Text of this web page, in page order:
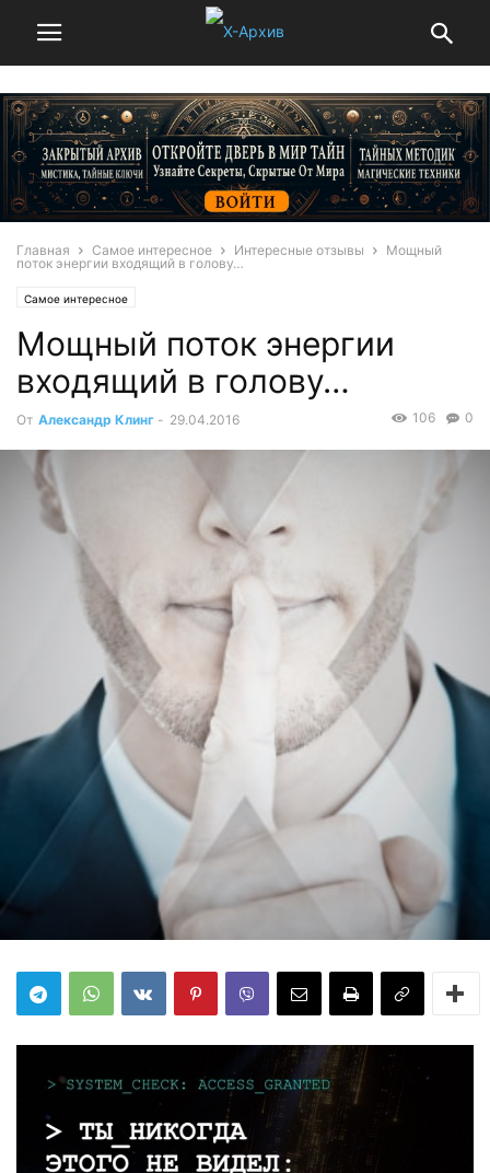
Главная Самое интересное Интересные отзывы
Мощный
поток энергии входящий в голову…
Самое интересное
Мощный поток энергии
входящий в голову…
От Александр Клинг - 29.04.2016 0
106